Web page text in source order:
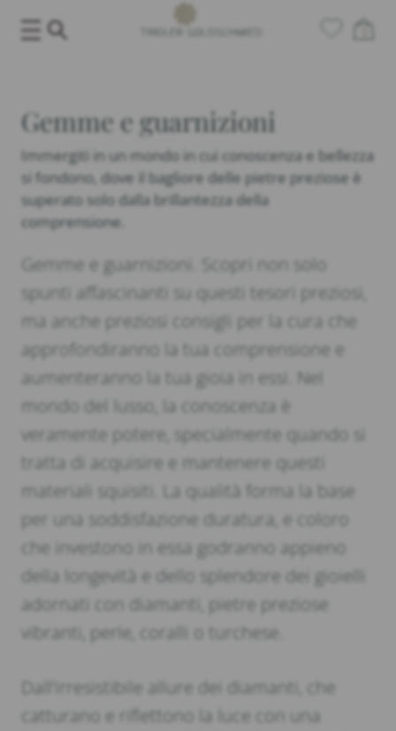
Salta
Gemme e guarnizioni
Immergiti in un mondo in cui conoscenza e bellezza
si fondono, dove il bagliore delle pietre preziose è
superato solo dalla brillantezza della
comprensione.
Gemme e guarnizioni. Scopri non solo
spunti affascinanti su questi tesori preziosi,
ma anche preziosi consigli per la cura che
approfondiranno la tua comprensione e
aumenteranno la tua gioia in essi. Nel
mondo del lusso, la conoscenza è
veramente potere, specialmente quando si
tratta di acquisire e mantenere questi
materiali squisiti. La qualità forma la base
per una soddisfazione duratura, e coloro
che investono in essa godranno appieno
della longevità e dello splendore dei gioielli
adornati con diamanti, pietre preziose
vibranti, perle, coralli o turchese.
Dall’irresistibile allure dei diamanti, che
catturano e riflettono la luce con una